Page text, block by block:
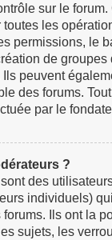
sur le
toutes les
permissions, le
de groupes
Ils peuvent
des forums.
par le
?
des
individuels)
Ils ont la
sujets, les